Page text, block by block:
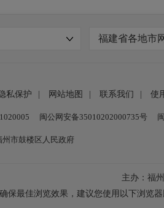
福建省各地市
私保护 网站地图 联系我们 使
闽公网安备35010202000735号
市鼓楼区人民政府
主办：福
保最佳浏览效果，建议您使用以下浏览